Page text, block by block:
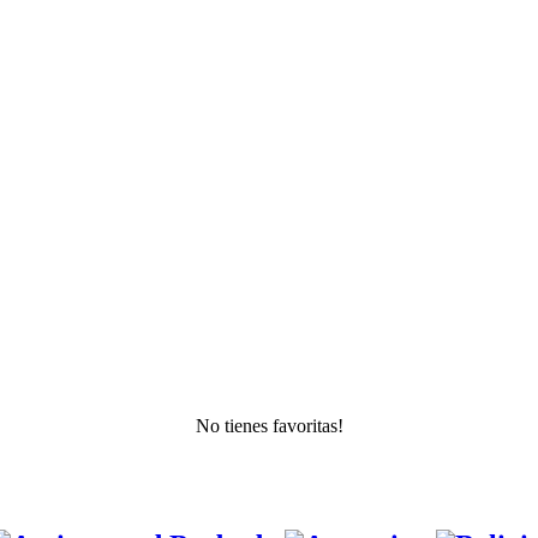
No tienes favoritas!